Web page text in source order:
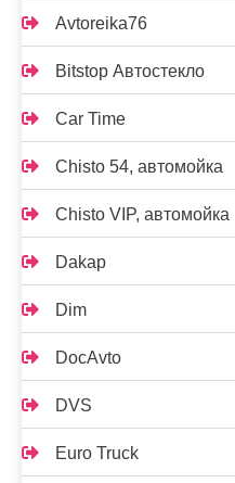
Avtoreika76
Bitstop Автостекло
Car Time
Chisto 54, автомойка
Chisto VIP, автомойка
Dakap
Dim
DocAvto
DVS
Euro Truck